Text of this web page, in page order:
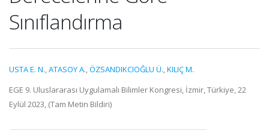
Sınıflandırma
USTA E. N.,ATASOY A.,ÖZSANDIKCIOĞLU Ü.,KILIÇ M.
EGE 9. Uluslararası Uygulamalı Bilimler Kongresi, İzmir, Türkiye, 22
Eylül 2023, (Tam Metin Bildiri)